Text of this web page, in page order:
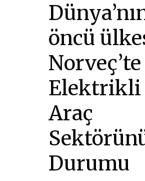
öncü
Norveç’te
Elektrikli
Araç
Durumu